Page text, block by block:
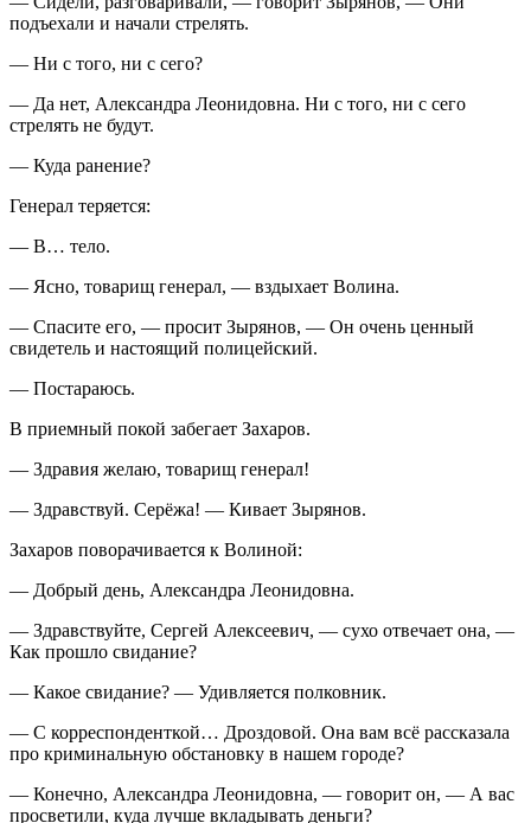
подъехали и начали стрелять.
— Ни с того, ни с сего?
— Да нет, Александра Леонидовна. Ни с того, ни с сего
стрелять не будут.
— Куда ранение?
Генерал теряется:
— В… тело.
— Ясно, товарищ генерал, — вздыхает Волина.
— Спасите его, — просит Зырянов, — Он очень ценный
свидетель и настоящий полицейский.
— Постараюсь.
В приемный покой забегает Захаров.
— Здравия желаю, товарищ генерал!
— Здравствуй. Серёжа! — Кивает Зырянов.
Захаров поворачивается к Волиной:
— Добрый день, Александра Леонидовна.
— Здравствуйте, Сергей Алексеевич, — сухо отвечает она, —
Как прошло свидание?
— Какое свидание? — Удивляется полковник.
— С корреспонденткой… Дроздовой. Она вам всё рассказала
про криминальную обстановку в нашем городе?
— Конечно, Александра Леонидовна, — говорит он, — А вас
просветили, куда лучше вкладывать деньги?